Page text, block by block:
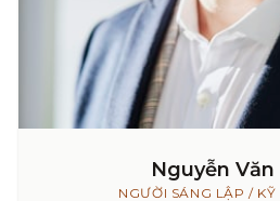
Nguyễn
NGƯỜI SÁNG LẬP / KỸ